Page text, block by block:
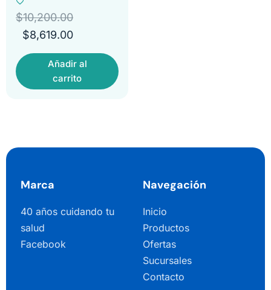
$10,200.00
$8,619.00
Añadir al
carrito
Marca
40 años cuidando tu
salud
Facebook
Navegación
Inicio
Productos
Ofertas
Sucursales
Contacto